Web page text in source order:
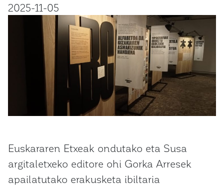
2025-11-05
Euskararen Etxeak ondutako eta Susa
argitaletxeko editore ohi Gorka Arresek
apailatutako erakusketa ibiltaria